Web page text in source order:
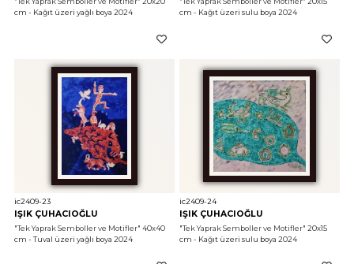
cm - Kağıt üzeri yağlı boya 2024
cm - Kağıt üzeri sulu boya 2024
ic2409-23
IŞIK ÇUHACIOĞLU
"Tek Yaprak Semboller ve Motifler" 40x40
cm - Tuval üzeri yağlı boya 2024
ic2409-24
IŞIK ÇUHACIOĞLU
"Tek Yaprak Semboller ve Motifler" 20x15
cm - Kağıt üzeri sulu boya 2024